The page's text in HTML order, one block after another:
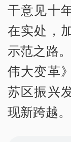
干意见十
在实处，
示范之路
伟大变革
苏区振兴
现新跨越。